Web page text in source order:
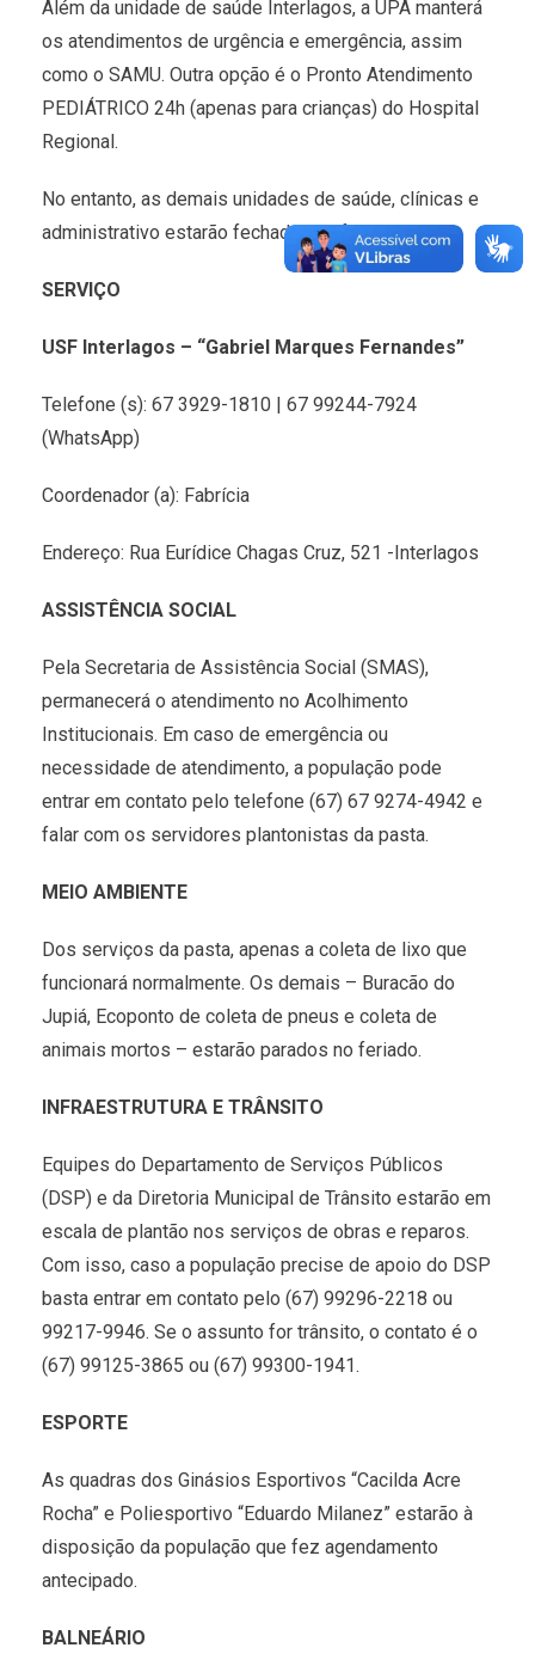
Além da unidade de saúde Interlagos, a UPA manterá
os atendimentos de urgência e emergência, assim
como o SAMU. Outra opção é o Pronto Atendimento
PEDIÁTRICO 24h (apenas para crianças) do Hospital
Regional.
No entanto, as demais unidades de saúde, clínicas e
administrativo estarão fechadas no feriado.
SERVIÇO
USF Interlagos – “Gabriel Marques Fernandes”
Telefone (s): 67 3929-1810 | 67 99244-7924
(WhatsApp)
Coordenador (a): Fabrícia
Endereço: Rua Eurídice Chagas Cruz, 521 -Interlagos
ASSISTÊNCIA SOCIAL
Pela Secretaria de Assistência Social (SMAS),
permanecerá o atendimento no Acolhimento
Institucionais. Em caso de emergência ou
necessidade de atendimento, a população pode
entrar em contato pelo telefone (67) 67 9274-4942 e
falar com os servidores plantonistas da pasta.
MEIO AMBIENTE
Dos serviços da pasta, apenas a coleta de lixo que
funcionará normalmente. Os demais – Buracão do
Jupiá, Ecoponto de coleta de pneus e coleta de
animais mortos – estarão parados no feriado.
INFRAESTRUTURA E TRÂNSITO
Equipes do Departamento de Serviços Públicos
(DSP) e da Diretoria Municipal de Trânsito estarão em
escala de plantão nos serviços de obras e reparos.
Com isso, caso a população precise de apoio do DSP
basta entrar em contato pelo (67) 99296-2218 ou
99217-9946. Se o assunto for trânsito, o contato é o
(67) 99125-3865 ou (67) 99300-1941.
ESPORTE
As quadras dos Ginásios Esportivos “Cacilda Acre
Rocha” e Poliesportivo “Eduardo Milanez” estarão à
disposição da população que fez agendamento
antecipado.
BALNEÁRIO